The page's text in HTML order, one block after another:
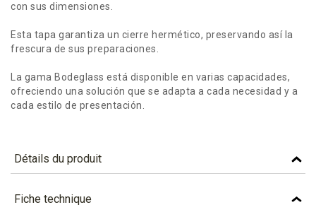
con sus dimensiones.
Esta tapa garantiza un cierre hermético, preservando así la
frescura de sus preparaciones.
La gama Bodeglass está disponible en varias capacidades,
ofreciendo una solución que se adapta a cada necesidad y a
cada estilo de presentación.
Détails du produit
Référence BDG22
Fiche technique